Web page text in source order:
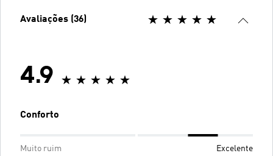
Avaliações (36)
4.9
Conforto
Muito ruim Excelente